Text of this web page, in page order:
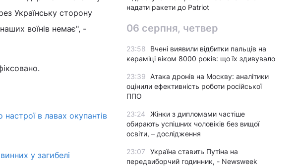
Українську сторону
воїнів немає", -
в лавах окупантів
у загибелі
надати ракети до Patriot
06 серпня, четвер
23:58
Вчені виявили відбитки пальців на
кераміці віком 8000 років: що їх здивувало
23:39
Атака дронів на Москву: аналітики
оцінили ефективність роботи російської
ППО
23:24
Жінки з дипломами частіше
обирають успішних чоловіків без вищої
освіти, – дослідження
23:07
Україна ставить Путіна на
передвиборчий годинник, - Newsweek